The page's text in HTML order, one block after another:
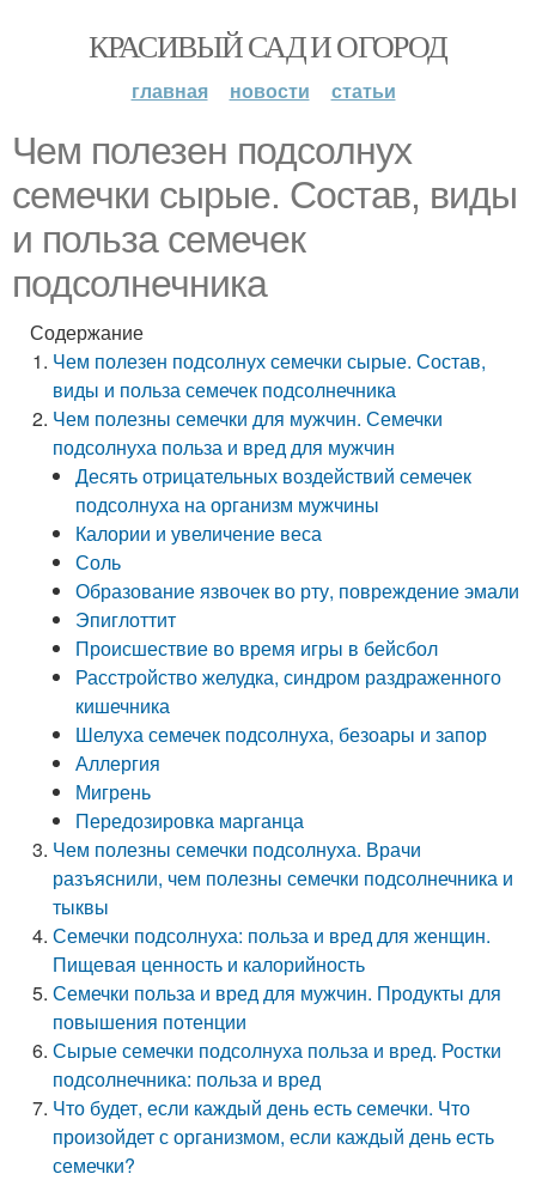
КРАСИВЫЙ САД И ОГОРОД
главная новости статьи
Чем полезен подсолнух
семечки сырые. Состав, виды
и польза семечек
подсолнечника
Содержание
Чем полезен подсолнух семечки сырые. Состав,
виды и польза семечек подсолнечника
Чем полезны семечки для мужчин. Семечки
подсолнуха польза и вред для мужчин
Десять отрицательных воздействий семечек
подсолнуха на организм мужчины
Калории и увеличение веса
Соль
Образование язвочек во рту, повреждение эмали
Эпиглоттит
Происшествие во время игры в бейсбол
Расстройство желудка, синдром раздраженного
кишечника
Шелуха семечек подсолнуха, безоары и запор
Аллергия
Мигрень
Передозировка марганца
Чем полезны семечки подсолнуха. Врачи
разъяснили, чем полезны семечки подсолнечника и
тыквы
Семечки подсолнуха: польза и вред для женщин.
Пищевая ценность и калорийность
Семечки польза и вред для мужчин. Продукты для
повышения потенции
Сырые семечки подсолнуха польза и вред. Ростки
подсолнечника: польза и вред
Что будет, если каждый день есть семечки. Что
произойдет с организмом, если каждый день есть
семечки?